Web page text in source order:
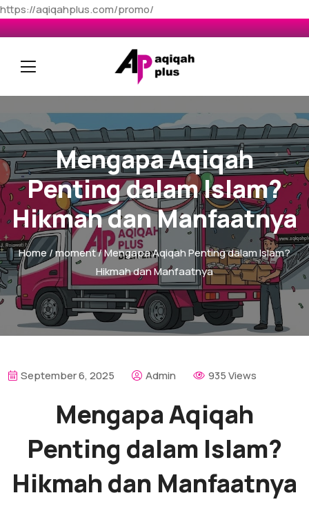
https://aqiqahplus.com/promo/
Mengapa Aqiqah
Penting dalam Islam?
Hikmah dan Manfaatnya
Home/moment/ Mengapa Aqiqah Penting dalam Islam?
Hikmah dan Manfaatnya
September 6, 2025 Admin 935 Views
Mengapa Aqiqah
Penting dalam Islam?
Hikmah dan Manfaatnya